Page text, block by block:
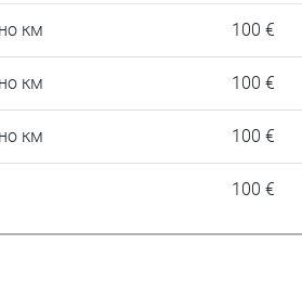
км 100 €
км 100 €
км 100 €
100 €